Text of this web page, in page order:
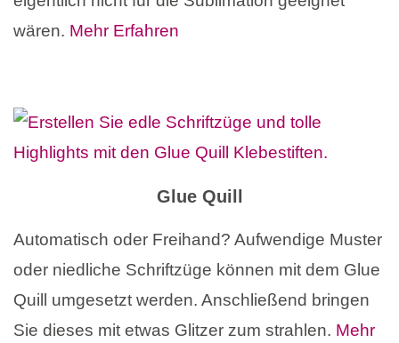
wären. Mehr Erfahren
Glue Quill
Automatisch oder Freihand? Aufwendige Muster
oder niedliche Schriftzüge können mit dem Glue
Quill umgesetzt werden. Anschließend bringen
Sie dieses mit etwas Glitzer zum strahlen. Mehr